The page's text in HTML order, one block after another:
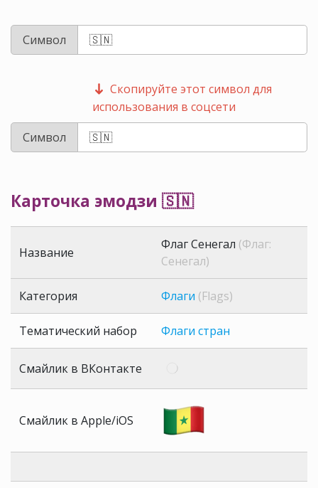
Символ
Скопируйте этот символ для
использования в соцсети
Символ
Карточка эмодзи 🇸🇳
Название
Флаг Сенегал (Флаг:
Сенегал)
Категория Флаги (Flags)
Тематический набор Флаги стран
Смайлик в ВКонтакте
Смайлик в Apple/iOS